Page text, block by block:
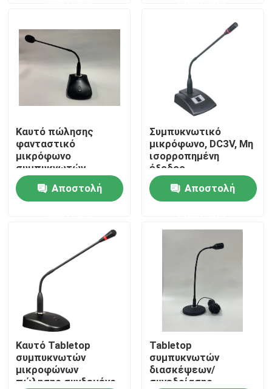
Σπίτι
Προϊόντα
Περίπου εμείς
Γύρος εργοστασίων
Ποιοτικός έλεγχος
Μας ελάτε σε επαφή με
Περιπτώσεις
Ενισχυτής συστημάτων PA
Καυτό πώλησης
φανταστικό
μικρόφωνο
συμπυκνωτών
μικροφώνων δύναμης
Dc3v συνδεμένο με
καλώδιο Tabletop
Αποστολή
Συμπυκνωτικό
μικρόφωνο, DC3V, Μη
ισορροπημένη
έξοδος
Αποστολή
Καυτό Tabletop
συμπυκνωτών
μικροφώνων
πώλησης συνδεμένο
Tabletop
συμπυκνωτών
διασκέψεων/
συνεδρίασης